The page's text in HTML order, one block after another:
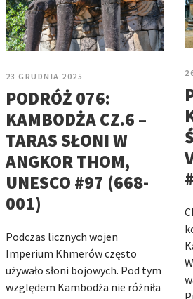
23 GRUDNIA 2025
PODRÓŻ 076:
KAMBODŻA CZ.6 –
TARAS SŁONI W
ANGKOR THOM,
UNESCO #97 (668-
001)
Podczas licznych wojen
Imperium Khmerów często
używało słoni bojowych. Pod tym
względem Kambodża nie różniła